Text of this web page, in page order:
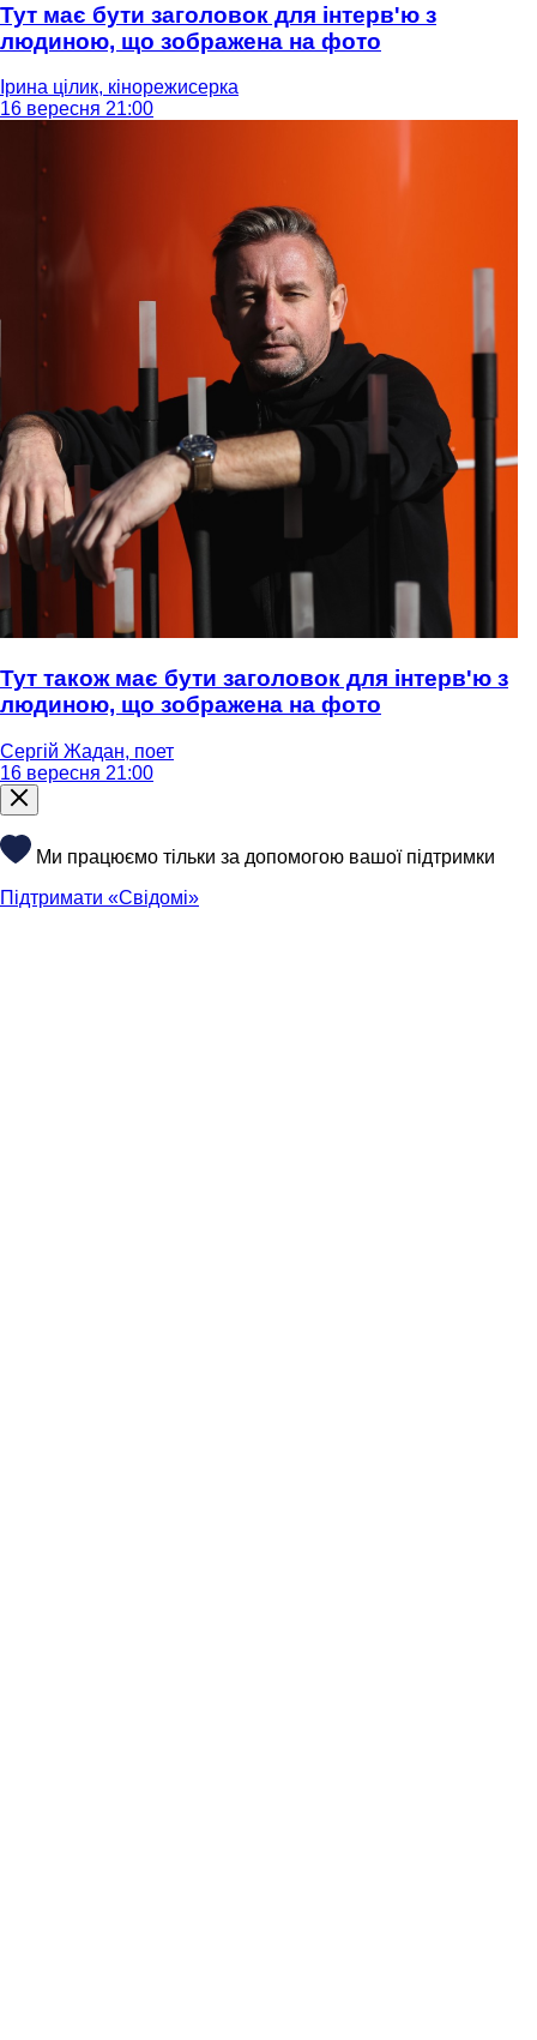
Тут має бути заголовок для інтерв'ю з
людиною, що зображена на фото
Ірина цілик, кінорежисерка
16 вересня 21:00
Тут також має бути заголовок для інтерв'ю з
людиною, що зображена на фото
Сергій Жадан, поет
16 вересня 21:00
Ми працюємо тільки за допомогою вашої підтримки
Підтримати «Свідомі»